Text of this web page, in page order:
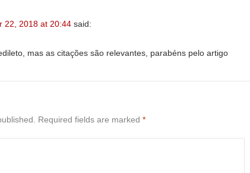
22, 2018 at 20:44 said:
mas as citações são relevantes, parabéns pelo artigo
Required fields are marked *